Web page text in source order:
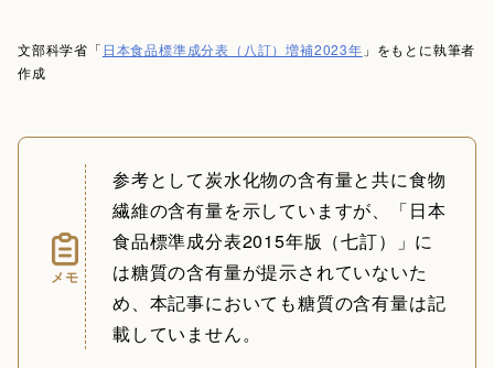
文部科学省「 日本食品標準成分表（八訂）増補2023年 」をもとに執筆者
作成
メモ
参考として炭水化物の含有量と共に食物
繊維の含有量を示していますが、「日本
食品標準成分表2015年版（七訂）」に
は糖質の含有量が提示されていないた
め、本記事においても糖質の含有量は記
載していません。